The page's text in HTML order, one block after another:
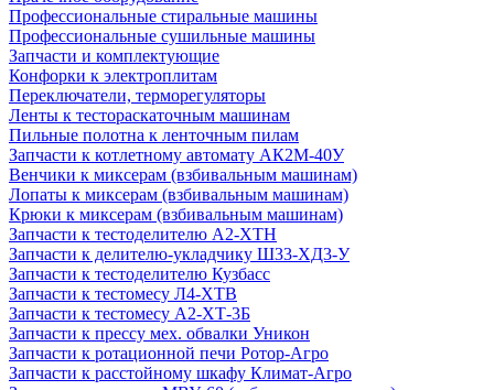
Профессиональные стиральные машины
Профессиональные сушильные машины
Запчасти и комплектующие
Конфорки к электроплитам
Переключатели, терморегуляторы
Ленты к тестораскаточным машинам
Пильные полотна к ленточным пилам
Запчасти к котлетному автомату АК2М-40У
Венчики к миксерам (взбивальным машинам)
Лопаты к миксерам (взбивальным машинам)
Крюки к миксерам (взбивальным машинам)
Запчасти к тестоделителю А2-ХТН
Запчасти к делителю-укладчику Ш33-ХД3-У
Запчасти к тестоделителю Кузбасс
Запчасти к тестомесу Л4-ХТВ
Запчасти к тестомесу А2-ХТ-3Б
Запчасти к прессу мех. обвалки Уникон
Запчасти к ротационной печи Ротор-Агро
Запчасти к расстойному шкафу Климат-Агро